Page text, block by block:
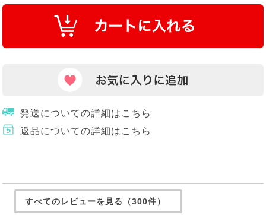
発送についての詳細はこちら
返品についての詳細はこちら
すべてのレビューを見る（300件）